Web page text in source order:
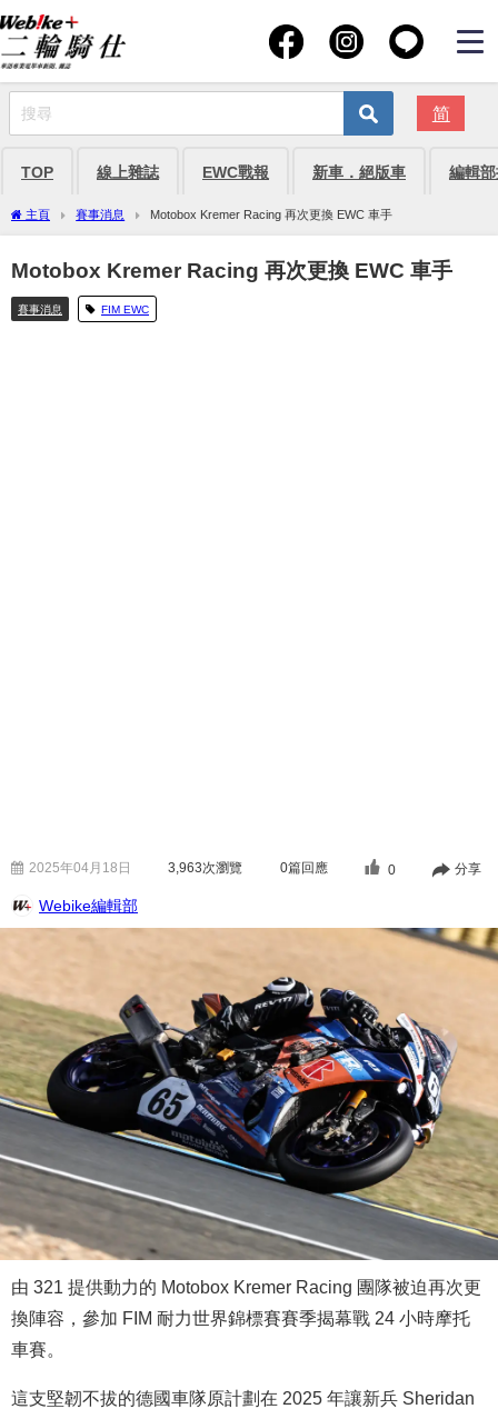
简
TOP 線上雜誌 EWC戰報 新車．絕版車 編輯
主頁 賽事消息 Motobox Kremer Racing 再次更換 EWC 車手
Motobox Kremer Racing 再次更換 EWC 車手
賽事消息 FIM EWC
2025年04月18日 3,963次瀏覽 0篇回應 0 分享
Webike編輯部
由 321 提供動力的 Motobox Kremer Racing 團隊被迫再次更
換陣容，參加 FIM 耐力世界錦標賽賽季揭幕戰 24 小時摩托
車賽。
這支堅韌不拔的德國車隊原計劃在 2025 年讓新兵 Sheridan